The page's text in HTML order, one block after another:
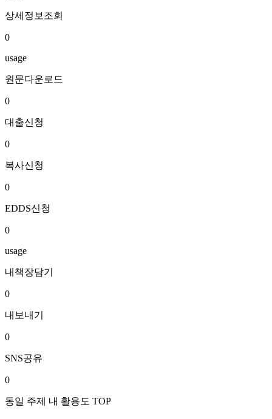
상세정보조회
0
usage
원문다운로드
0
대출신청
0
복사신청
0
EDDS신청
0
usage
내책장담기
0
내보내기
0
SNS공유
0
동일 주제 내 활용도 TOP